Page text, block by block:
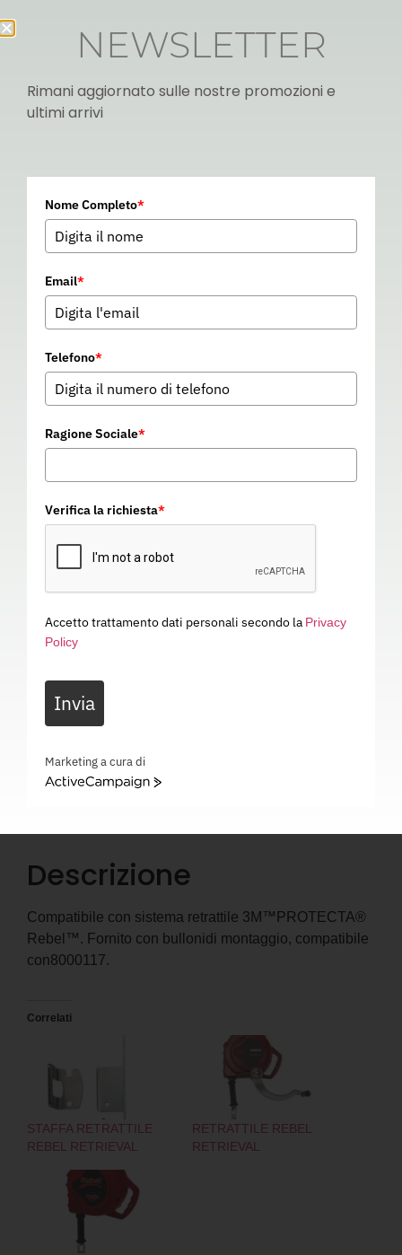
STAFFA RETRATTILE REBEL
11D016 Categoria
STAFFA RETRATTILE REBEL – ANCORAGGIO – 11D016
Descrizione
Compatibile con sistema retrattile 3M™PROTECTA®
Rebel™. Fornito con bullonidi montaggio, compatibile
con8000117.
Correlati
STAFFA RETRATTILE
REBEL RETRIEVAL
RETRATTILE REBEL
RETRIEVAL
NEWSLETTER
Rimani aggiornato sulle nostre promozioni e
ultimi arrivi
Nome Completo*
Email*
Telefono*
Ragione Sociale*
Verifica la richiesta*
Accetto trattamento dati personali secondo la Privacy
Policy
Invia
Marketing a cura di
ActiveCampaign